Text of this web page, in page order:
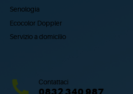
Senologia
Ecocolor Doppler
Servizio a domicilio
Contattaci